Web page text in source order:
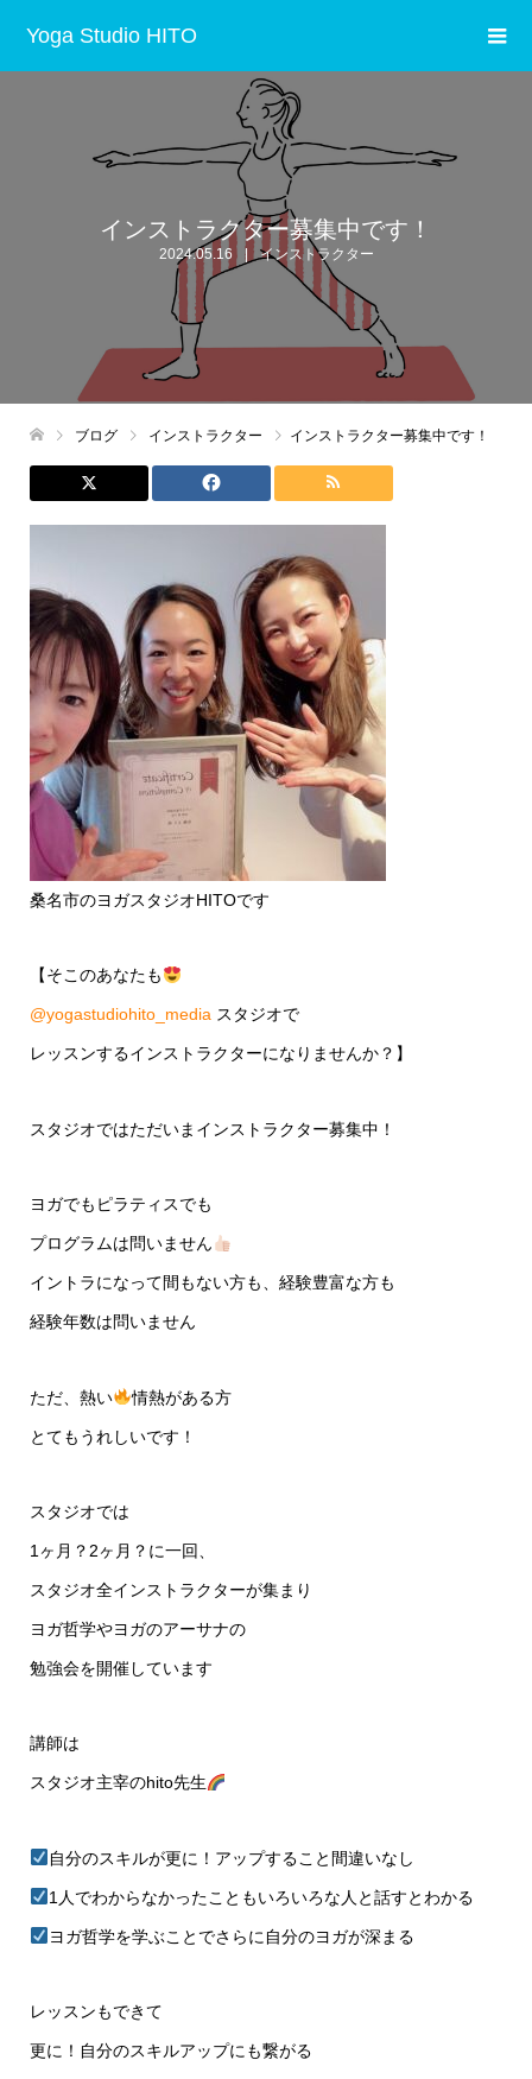
Yoga Studio HITO
インストラクター募集中です！
2024.05.16 インストラクター
ブログ インストラクター インストラクター募集中です！
桑名市のヨガスタジオHITOです
【そこのあなたも
@yogastudiohito_mediaスタジオで
レッスンするインストラクターになりませんか？】
スタジオではただいまインストラクター募集中！
ヨガでもピラティスでも
プログラムは問いません
イントラになって間もない方も、経験豊富な方も
経験年数は問いません
ただ、熱い 情熱がある方
とてもうれしいです！
スタジオでは
1ヶ月？2ヶ月？に一回、
スタジオ全インストラクターが集まり
ヨガ哲学やヨガのアーサナの
勉強会を開催しています
講師は
スタジオ主宰のhito先生
自分のスキルが更に！アップすること間違いなし
1人でわからなかったこともいろいろな人と話すとわかる
ヨガ哲学を学ぶことでさらに自分のヨガが深まる
レッスンもできて
更に！自分のスキルアップにも繋がる